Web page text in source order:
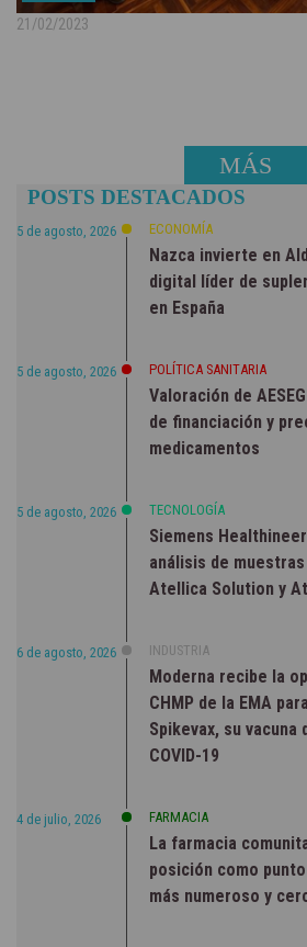
21/02/2023
MÁS
NOTICIAS
POSTS DESTACADOS
5 de agosto, 2026 ECONOMÍA
Nazca invierte en
digital líder de
en España
5 de agosto, 2026 POLÍTICA SANITARIA
Valoración de
de financiación y
medicamentos
5 de agosto, 2026 TECNOLOGÍA
Siemens
análisis de
Atellica Solution y
6 de agosto, 2026 INDUSTRIA
Moderna recibe la
CHMP de la EMA
Spikevax, su vacuna
COVID-19
4 de julio, 2026 FARMACIA
La farmacia
posición como
más numeroso y